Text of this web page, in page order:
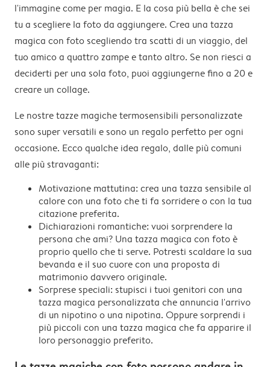
l'immagine come per magia. E la cosa più bella è che sei
tu a scegliere la foto da aggiungere. Crea una tazza
magica con foto scegliendo tra scatti di un viaggio, del
tuo amico a quattro zampe e tanto altro. Se non riesci a
deciderti per una sola foto, puoi aggiungerne fino a 20 e
creare un collage.
Le nostre tazze magiche termosensibili personalizzate
sono super versatili e sono un regalo perfetto per ogni
occasione. Ecco qualche idea regalo, dalle più comuni
alle più stravaganti:
Motivazione mattutina: crea una tazza sensibile al
calore con una foto che ti fa sorridere o con la tua
citazione preferita.
Dichiarazioni romantiche: vuoi sorprendere la
persona che ami? Una tazza magica con foto è
proprio quello che ti serve. Potresti scaldare la sua
bevanda e il suo cuore con una proposta di
matrimonio davvero originale.
Sorprese speciali: stupisci i tuoi genitori con una
tazza magica personalizzata che annuncia l'arrivo
di un nipotino o una nipotina. Oppure sorprendi i
più piccoli con una tazza magica che fa apparire il
loro personaggio preferito.